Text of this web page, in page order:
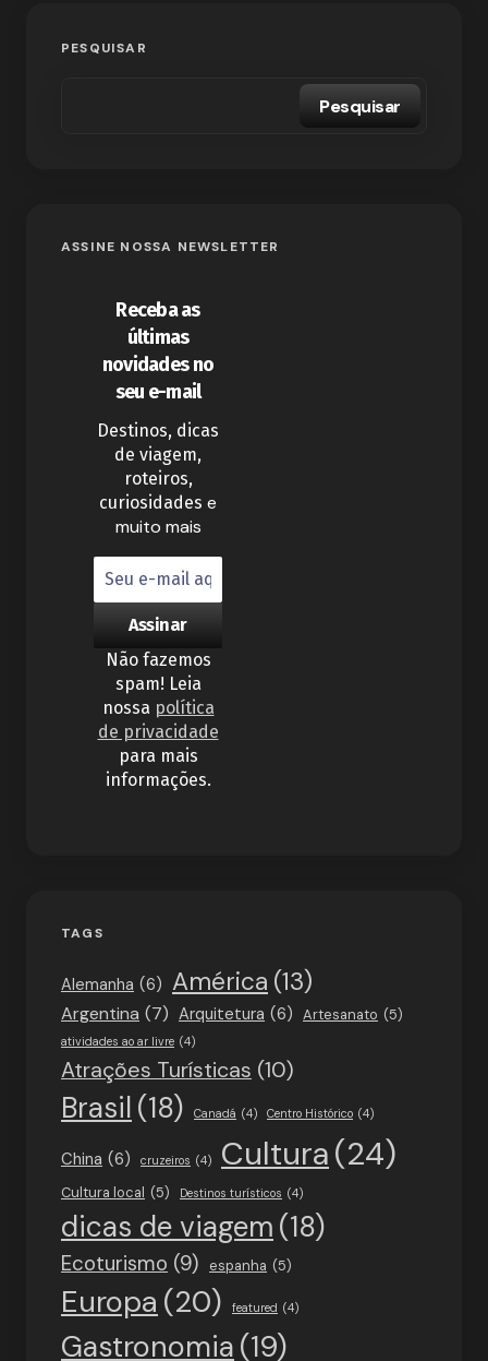
PESQUISAR
Pesquisar
ASSINE NOSSA NEWSLETTER
Receba as
últimas
novidades no
seu e-mail
Destinos, dicas
de viagem,
roteiros,
curiosidades e
muito mais
Não fazemos
spam! Leia
nossa política
de privacidade
para mais
informações.
TAGS
Alemanha (6) América (13)
Argentina (7) Arquitetura (6) Artesanato (5)
atividades ao ar livre (4)
Atrações Turísticas (10)
Brasil (18) Canadá (4) Centro Histórico (4)
China (6) cruzeiros (4) Cultura(24)
Cultura local (5) Destinos turísticos (4)
dicas de viagem (18)
Ecoturismo (9) espanha (5)
Europa (20) featured (4)
Gastronomia (19)